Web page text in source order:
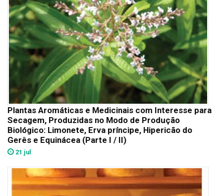
Plantas Aromáticas e Medicinais com Interesse para
Secagem, Produzidas no Modo de Produção
Biológico: Limonete, Erva príncipe, Hipericão do
Gerês e Equinácea (Parte I / II)
21 jul